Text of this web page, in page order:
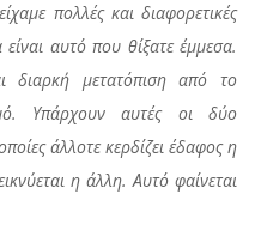
πολλές και διαφορετικές
αυτό που θίξατε έμμεσα.
διαρκή μετατόπιση από το
Υπάρχουν αυτές οι δύο
άλλοτε κερδίζει έδαφος η
η άλλη. Αυτό φαίνεται